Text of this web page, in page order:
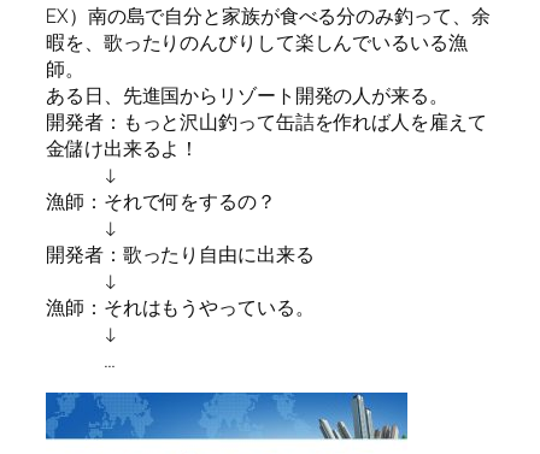
EX）南の島で自分と家族が食べる分のみ釣って、余
暇を、歌ったりのんびりして楽しんでいるいる漁
師。
ある日、先進国からリゾート開発の人が来る。
開発者：もっと沢山釣って缶詰を作れば人を雇えて
金儲け出来るよ！
↓
漁師：それで何をするの？
↓
開発者：歌ったり自由に出来る
↓
漁師：それはもうやっている。
↓
…